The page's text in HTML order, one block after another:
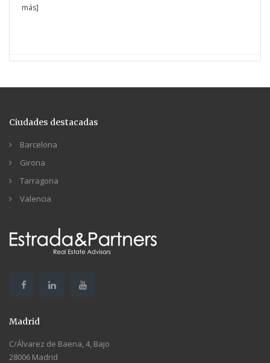
más]
Ciudades destacadas
Barcelona
Girona
Tarragona
Valencia
Madrid
C/Álvarez de Baena, 4, Bajo
28006 Madrid